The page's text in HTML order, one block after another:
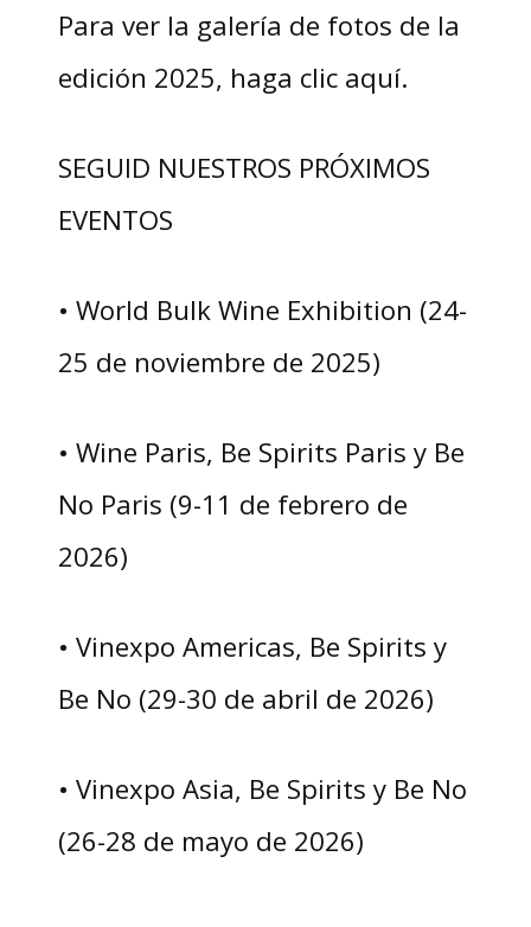
Para ver la galería de fotos de la
edición 2025, haga clic aquí.
SEGUID NUESTROS PRÓXIMOS
EVENTOS
• World Bulk Wine Exhibition (24-
25 de noviembre de 2025)
• Wine Paris, Be Spirits Paris y Be
No Paris (9-11 de febrero de
2026)
• Vinexpo Americas, Be Spirits y
Be No (29-30 de abril de 2026)
• Vinexpo Asia, Be Spirits y Be No
(26-28 de mayo de 2026)